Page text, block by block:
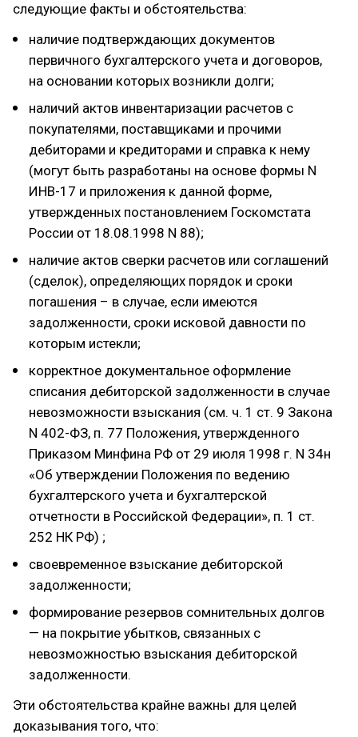
следующие факты и обстоятельства:
наличие подтверждающих документов
первичного бухгалтерского учета и договоров,
на основании которых возникли долги;
наличий актов инвентаризации расчетов с
покупателями, поставщиками и прочими
дебиторами и кредиторами и справка к нему
(могут быть разработаны на основе формы N
ИНВ-17 и приложения к данной форме,
утвержденных постановлением Госкомстата
России от 18.08.1998 N 88);
наличие актов сверки расчетов или соглашений
(сделок), определяющих порядок и сроки
погашения – в случае, если имеются
задолженности, сроки исковой давности по
которым истекли;
корректное документальное оформление
списания дебиторской задолженности в случае
невозможности взыскания (см. ч. 1 ст. 9 Закона
N 402-ФЗ, п. 77 Положения, утвержденного
Приказом Минфина РФ от 29 июля 1998 г. N 34н
«Об утверждении Положения по ведению
бухгалтерского учета и бухгалтерской
отчетности в Российской Федерации», п. 1 ст.
252 НК РФ) ;
своевременное взыскание дебиторской
задолженности;
формирование резервов сомнительных долгов
— на покрытие убытков, связанных с
невозможностью взыскания дебиторской
задолженности.
Эти обстоятельства крайне важны для целей
доказывания того, что: